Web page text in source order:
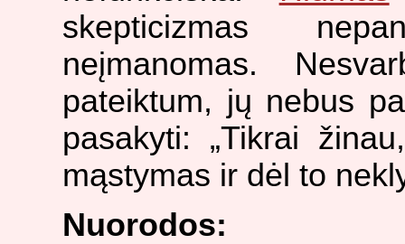
skepticizmas
neįmanomas.
pateiktum, jų nebus
pasakyti: „Tikrai
mąstymas ir dėl to
Nuorodos: